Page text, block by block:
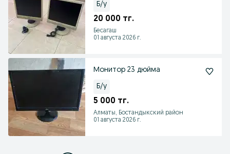
Б/у
20 000 тг.
Бесагаш
01 августа 2026 г.
Монитор 23 дюйма
Б/у
5 000 тг.
Алматы, Бостандыкский район
01 августа 2026 г.